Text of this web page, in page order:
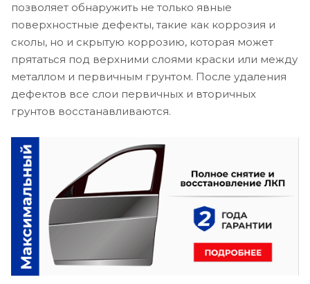
позволяет обнаружить не только явные
поверхностные дефекты, такие как коррозия и
сколы, но и скрытую коррозию, которая может
прятаться под верхними слоями краски или между
металлом и первичным грунтом. После удаления
дефектов все слои первичных и вторичных
грунтов восстанавливаются.